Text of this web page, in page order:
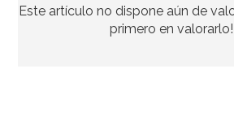
1,70€
Este artículo no dispone aún de
primero en valorarlo!